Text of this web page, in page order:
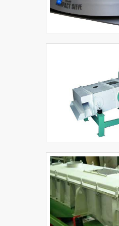
a ponta.